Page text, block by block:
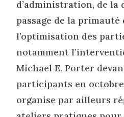
d’administration, de la
passage de la primauté
l’optimisation des
notamment
Michael E. Porter
participants en octobre
organise par ailleurs